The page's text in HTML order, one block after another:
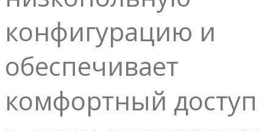
конфигурацию и
обеспечивает
комфортный доступ